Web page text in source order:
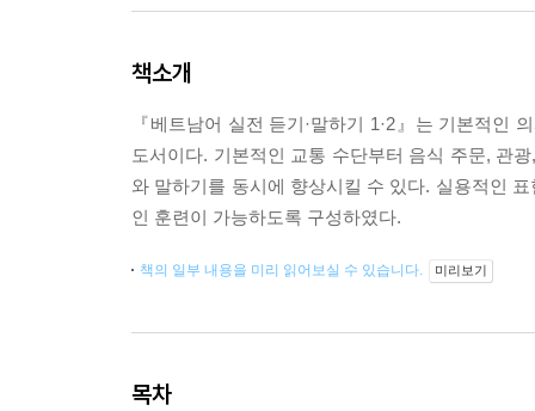
책소개
『베트남어 실전 듣기·말하기 1·2』는 기본적인
도서이다. 기본적인 교통 수단부터 음식 주문, 관
와 말하기를 동시에 향상시킬 수 있다. 실용적인
인 훈련이 가능하도록 구성하였다.
책의 일부 내용을 미리 읽어보실 수 있습니다. 미리보기
목차